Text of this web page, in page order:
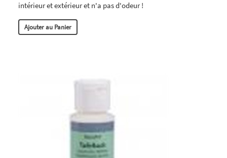
intérieur et extérieur et n'a pas d'odeur !
Ajouter au Panier